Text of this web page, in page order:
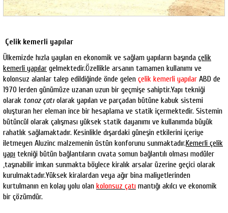
Çelik kemerli yapılar
Ülkemizde hızla yayılan en ekonomik ve sağlam yapıların başında çelik
kemerli yapılar gelmektedir.Özellikle arsanın tamamen kullanımı ve
kolonsuz alanlar talep edildiğinde önde gelen çelik kemerli yapılar ABD de
1970 lerden günümüze uzanan uzun bir geçmişe sahiptir.Yapı tekniği
olarak tonoz çatı olarak yapılan ve parçadan bütüne kabuk sistemi
oluşturan her eleman ince bir hesaplama ve statik içermektedir. Sistemin
bütüncül olarak çalışması yüksek statik dayanımı ve kullanımda büyük
rahatlık sağlamaktadır. Kesinlikle dışardaki güneşin etkilerini içeriye
iletmeyen Aluzinc malzemenin üstün konforunu sunmaktadır.Kemerli çelik
yapı tekniği bütün bağlantıların cıvata somun bağlantılı olması modüler
,taşınabilir imkan sunmakta böylece kiralık arsalar üzerine geçici olarak
kurulmaktadır.Yüksek kiralardan veya ağır bina maliyetlerinden
kurtulmanın en kolay yolu olan kolonsuz çatı mantığı akılcı ve ekonomik
bir çözümdür.